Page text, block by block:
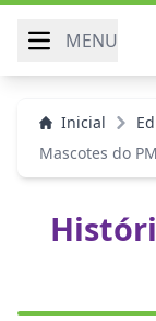
MENU
Inicial
Mascotes do